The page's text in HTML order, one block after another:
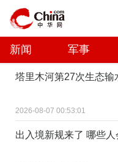
新闻 军事
塔里木河第27次生态输
2026-08-07 00:53:01
出入境新规来了 哪些人